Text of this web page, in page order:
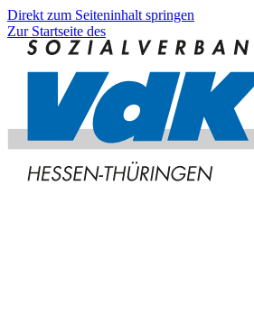
Direkt zum Seiteninhalt springen
Zur Startseite des